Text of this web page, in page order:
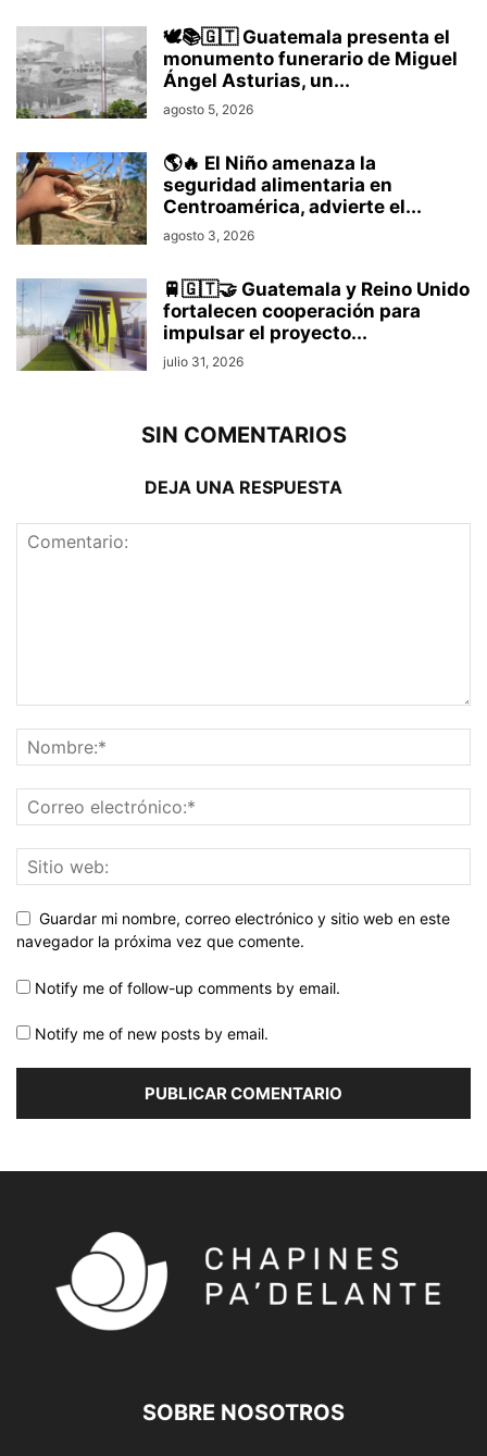
🕊️📚🇬🇹 Guatemala presenta el
monumento funerario de Miguel
Ángel Asturias, un...
agosto 5, 2026
🌎🔥 El Niño amenaza la
seguridad alimentaria en
Centroamérica, advierte el...
agosto 3, 2026
🚆🇬🇹🤝 Guatemala y Reino Unido
fortalecen cooperación para
impulsar el proyecto...
julio 31, 2026
SIN COMENTARIOS
DEJA UNA RESPUESTA
Guardar mi nombre, correo electrónico y sitio web en este
navegador la próxima vez que comente.
Notify me of follow-up comments by email.
Notify me of new posts by email.
SOBRE NOSOTROS